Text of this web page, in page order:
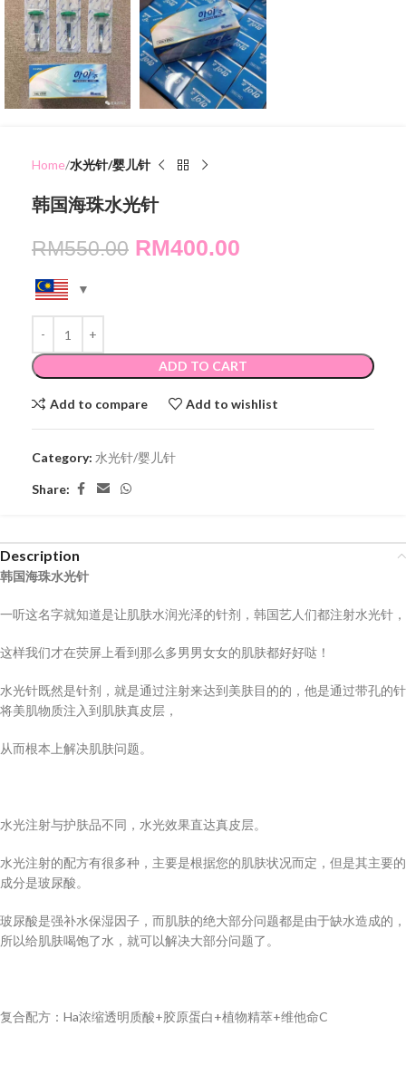
Home 水光针/婴儿针
韩国海珠水光针
RM550.00 RM400.00
ADD TO CART
Add to compare Add to wishlist
Category: 水光针/婴儿针
Share:
Description
韩国海珠水光针
一听这名字就知道是让肌肤水润光泽的针剂，韩国艺人们都注射水光针，
这样我们才在荧屏上看到那么多男男女女的肌肤都好好哒！
水光针既然是针剂，就是通过注射来达到美肤目的的，他是通过带孔的针
将美肌物质注入到肌肤真皮层，
从而根本上解决肌肤问题。
水光注射与护肤品不同，水光效果直达真皮层。
水光注射的配方有很多种，主要是根据您的肌肤状况而定，但是其主要的
成分是玻尿酸。
玻尿酸是强补水保湿因子，而肌肤的绝大部分问题都是由于缺水造成的，
所以给肌肤喝饱了水，就可以解决大部分问题了。
复合配方：Ha浓缩透明质酸+胶原蛋白+植物精萃+维他命C